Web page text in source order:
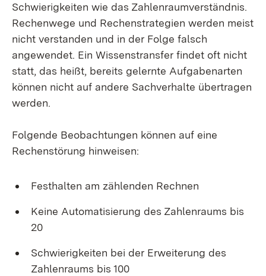
Schwierigkeiten wie das Zahlenraumverständnis.
Rechenwege und Rechenstrategien werden meist
nicht verstanden und in der Folge falsch
angewendet. Ein Wissenstransfer findet oft nicht
statt, das heißt, bereits gelernte Aufgabenarten
können nicht auf andere Sachverhalte übertragen
werden.
Folgende Beobachtungen können auf eine
Rechenstörung hinweisen:
Festhalten am zählenden Rechnen
Keine Automatisierung des Zahlenraums bis
20
Schwierigkeiten bei der Erweiterung des
Zahlenraums bis 100